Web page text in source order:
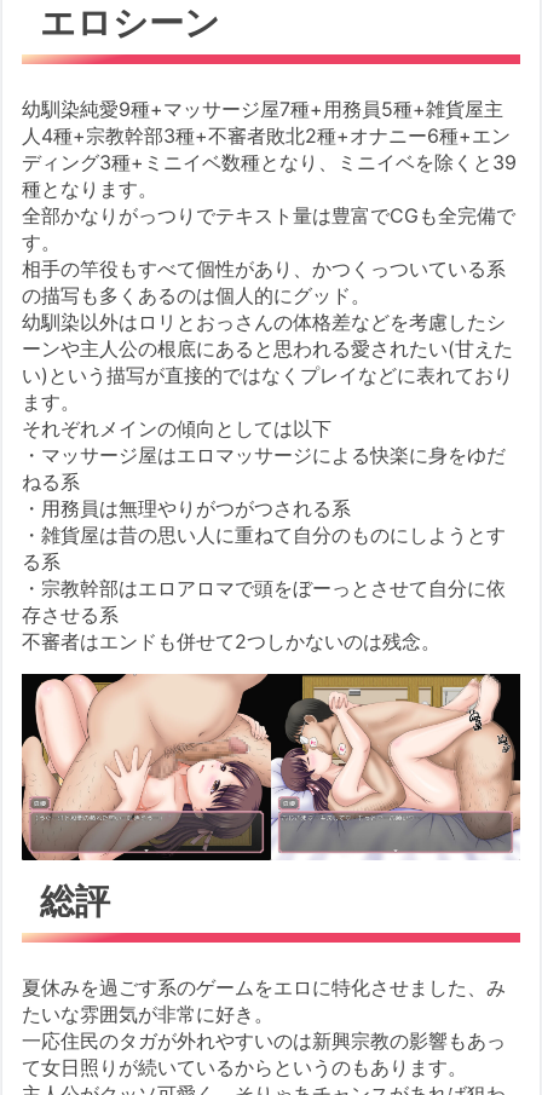
エロシーン
幼馴染純愛9種+マッサージ屋7種+用務員5種+雑貨屋主
人4種+宗教幹部3種+不審者敗北2種+オナニー6種+エン
ディング3種+ミニイベ数種となり、ミニイベを除くと39
種となります。
全部かなりがっつりでテキスト量は豊富でCGも全完備で
す。
相手の竿役もすべて個性があり、かつくっついている系
の描写も多くあるのは個人的にグッド。
幼馴染以外はロリとおっさんの体格差などを考慮したシ
ーンや主人公の根底にあると思われる愛されたい(甘えた
い)という描写が直接的ではなくプレイなどに表れており
ます。
それぞれメインの傾向としては以下
・マッサージ屋はエロマッサージによる快楽に身をゆだ
ねる系
・用務員は無理やりがつがつされる系
・雑貨屋は昔の思い人に重ねて自分のものにしようとす
る系
・宗教幹部はエロアロマで頭をぼーっとさせて自分に依
存させる系
不審者はエンドも併せて2つしかないのは残念。
総評
夏休みを過ごす系のゲームをエロに特化させました、み
たいな雰囲気が非常に好き。
一応住民のタガが外れやすいのは新興宗教の影響もあっ
て女日照りが続いているからというのもあります。